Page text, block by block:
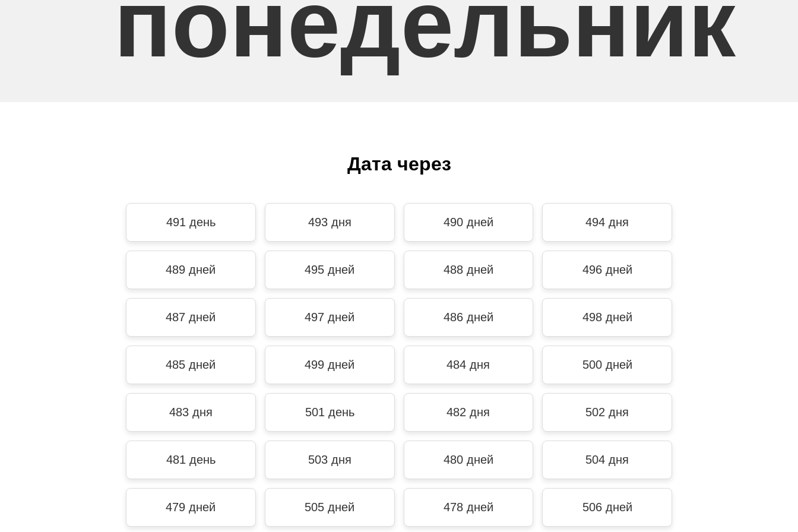
понедельник
Дата через
491 день 493 дня 490 дней 494 дня
489 дней 495 дней 488 дней 496 дней
487 дней 497 дней 486 дней 498 дней
485 дней 499 дней 484 дня 500 дней
483 дня 501 день 482 дня 502 дня
481 день 503 дня 480 дней 504 дня
479 дней 505 дней 478 дней 506 дней